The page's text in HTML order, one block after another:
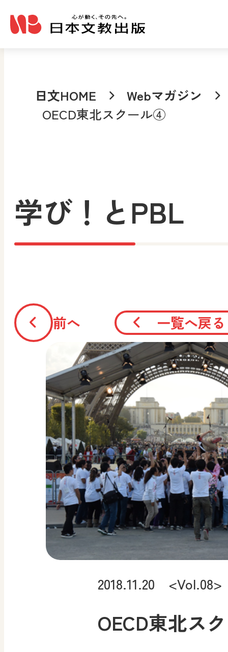
日文HOME
Webマガジン
OECD東北スクール④
学び！とPBL
前へ 一覧へ戻る
2018.11.20 <Vol.08>
OECD東北ス